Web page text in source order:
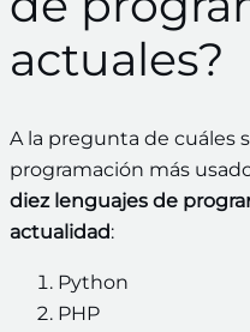
actuales?
A la pregunta de cuáles
programación más
diez lenguajes de
actualidad:
Python
PHP